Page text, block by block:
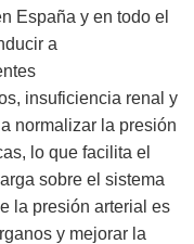
España y en todo el
a
insuficiencia renal y
normalizar la presión
lo que facilita el
sobre el sistema
la presión arterial es
y mejorar la